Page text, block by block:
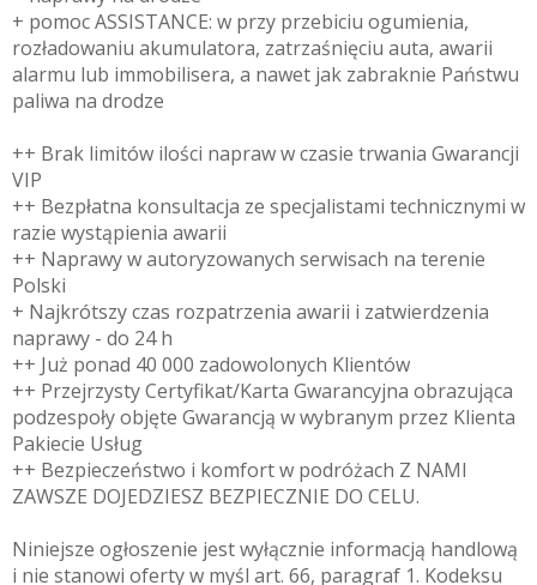
+ pomoc ASSISTANCE: w przy przebiciu ogumienia,
rozładowaniu akumulatora, zatrzaśnięciu auta, awarii
alarmu lub immobilisera, a nawet jak zabraknie Państwu
paliwa na drodze
++ Brak limitów ilości napraw w czasie trwania Gwarancji
VIP
++ Bezpłatna konsultacja ze specjalistami technicznymi w
razie wystąpienia awarii
++ Naprawy w autoryzowanych serwisach na terenie
Polski
+ Najkrótszy czas rozpatrzenia awarii i zatwierdzenia
naprawy - do 24 h
++ Już ponad 40 000 zadowolonych Klientów
++ Przejrzysty Certyfikat/Karta Gwarancyjna obrazująca
podzespoły objęte Gwarancją w wybranym przez Klienta
Pakiecie Usług
++ Bezpieczeństwo i komfort w podróżach Z NAMI
ZAWSZE DOJEDZIESZ BEZPIECZNIE DO CELU.
Niniejsze ogłoszenie jest wyłącznie informacją handlową
i nie stanowi oferty w myśl art. 66, paragraf 1. Kodeksu